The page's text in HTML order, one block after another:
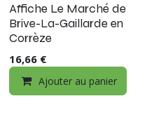
Affiche Le Marché de
Brive-La-Gaillarde en
Corrèze
16,66€
Ajouter au panier